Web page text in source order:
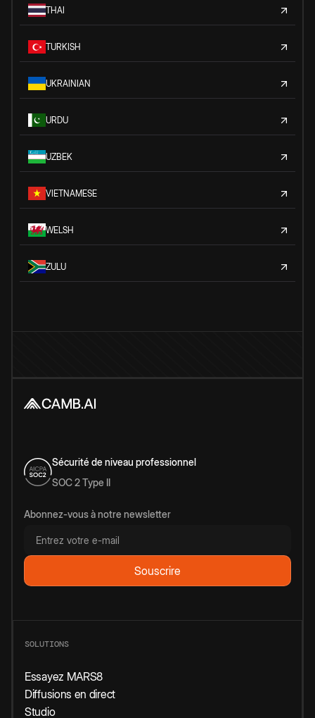
THAI
TURKISH
UKRAINIAN
URDU
UZBEK
VIETNAMESE
WELSH
ZULU
Sécurité de niveau professionnel
SOC 2 Type II
Abonnez-vous à notre newsletter
SOLUTIONS
Essayez MARS8
Diffusions en direct
Studio